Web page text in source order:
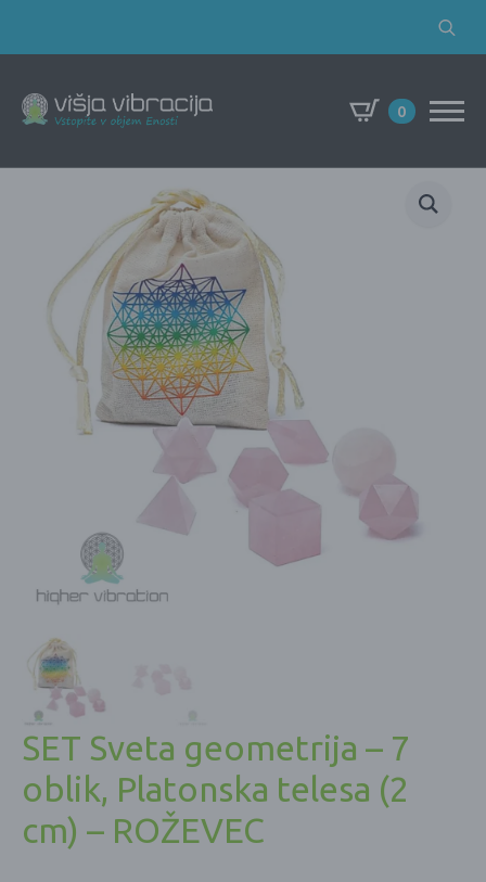
Search
0
SET Sveta geometrija – 7
oblik, Platonska telesa (2
cm) – ROŽEVEC